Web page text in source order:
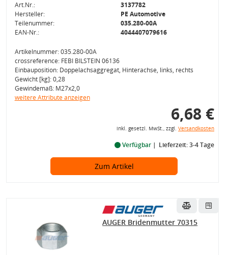
Art.Nr.:
3137782
Hersteller:
PE Automotive
Teilenummer:
035.280-00A
EAN-Nr.:
4044407079616
Artikelnummer: 035.280-00A
crossreference: FEBI BILSTEIN 06136
Einbauposition: Doppelachsaggregat, Hinterachse, links, rechts
Gewicht [kg]: 0,28
Gewindemaß: M27x2,0
weitere Attribute anzeigen
6,68 €
inkl. gesetzl. MwSt., zzgl. Versandkosten
Verfügbar Lieferzeit: 3-4 Tage
Zum Artikel
AUGER Bridenmutter 70315